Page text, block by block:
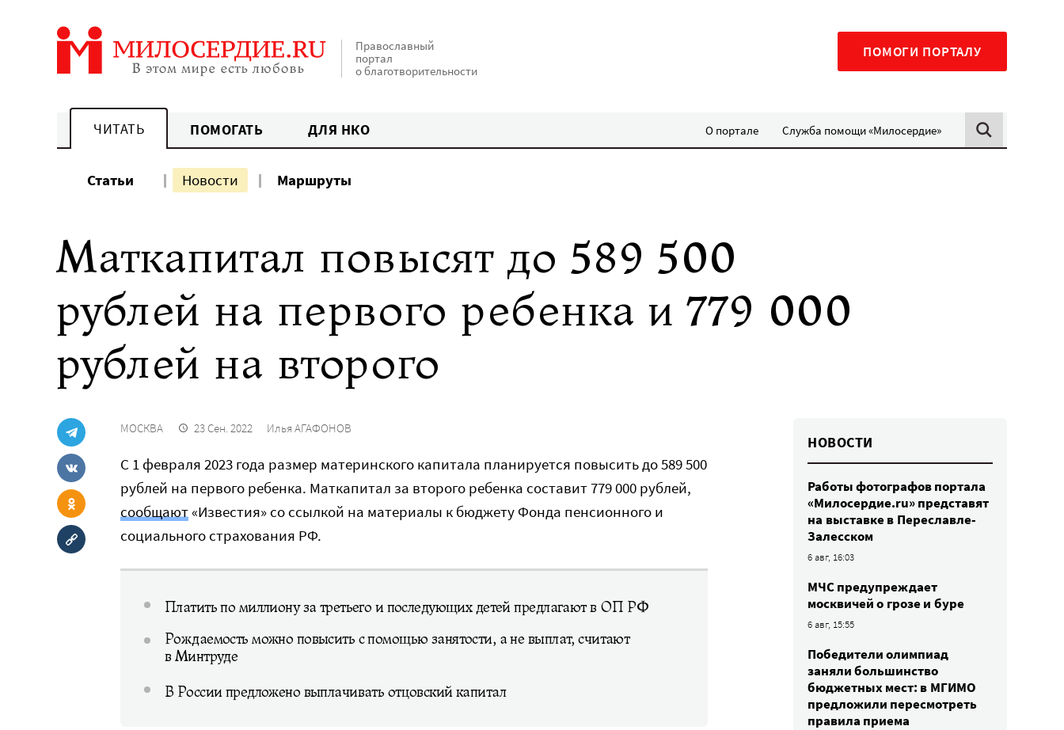
Православный
портал
о благотворительности
ПОМОГИ ПОРТАЛУ
ЧИТАТЬ ПОМОГАТЬ ДЛЯ НКО О портале Служба помощи «Милосердие»
Статьи Новости Маршруты
Маткапитал повысят до 589 500
рублей на первого ребенка и 779 000
рублей на второго
МОСКВА 23 Сен. 2022 Илья АГАФОНОВ
С 1 февраля 2023 года размер материнского капитала планируется повысить до 589 500
рублей на первого ребенка. Маткапитал за второго ребенка составит 779 000 рублей,
сообщают«Известия» со ссылкой на материалы к бюджету Фонда пенсионного и
социального страхования РФ.
Платить по миллиону за третьего и последующих детей предлагают в ОП РФ
Рождаемость можно повысить с помощью занятости, а не выплат, считают
в Минтруде
В России предложено выплачивать отцовский капитал
НОВОСТИ
Работы фотографов портала
«Милосердие.ru» представят
на выставке в Переславле-
Залесском
6 авг, 16:03
МЧС предупреждает
москвичей о грозе и буре
6 авг, 15:55
Победители олимпиад
заняли большинство
бюджетных мест: в МГИМО
предложили пересмотреть
правила приема